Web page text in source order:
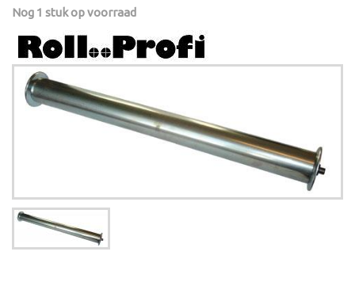
Nog 1 stuk op voorraad